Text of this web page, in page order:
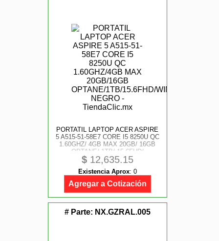
PORTATIL LAPTOP ACER ASPIRE
5 A515-51-58E7 CORE I5 8250U QC
1.60GHZ/ 4GB MAX 20GB/ 16GB
OPTANE/ 1TB/ 15.6FHD/
WIN10HOME/ ROJO NEGRO
$ 12,635.15
Existencia Aprox: 0
Agregar a Cotización
# Parte: NX.GZRAL.005